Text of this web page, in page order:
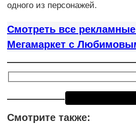
одного из персонажей.
Смотреть все
Мегамаркет с
Смотрите также: